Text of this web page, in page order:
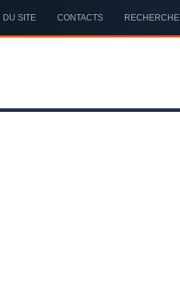
DU SITE CONTACTS RECHERCHE